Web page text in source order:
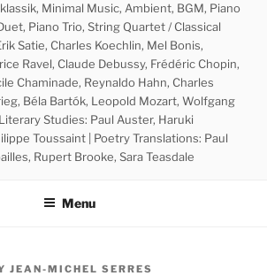
Minimal Music, Ambient, BGM, Piano
Piano Trio, String Quartet / Classical
Satie, Charles Koechlin, Mel Bonis,
Ravel, Claude Debussy, Frédéric Chopin,
Chaminade, Reynaldo Hahn, Charles
Béla Bartók, Leopold Mozart, Wolfgang
Studies: Paul Auster, Haruki
Toussaint | Poetry Translations: Paul
Rupert Brooke, Sara Teasdale
Menu
JEAN-MICHEL SERRES